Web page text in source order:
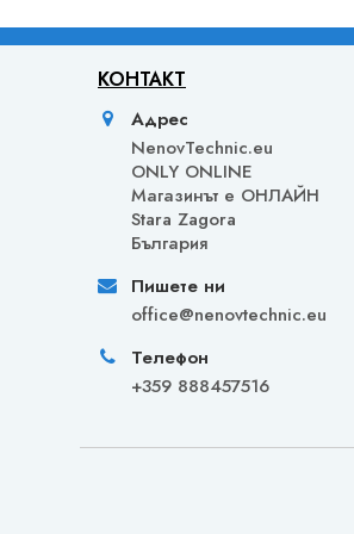
КОНТАКТ
Адрес
NenovTechnic.eu
ONLY ONLINE
Mагазинът е ОНЛАЙН
Stara Zagora
България
Пишете ни
office@nenovtechnic.eu
Телефон
+359 888457516